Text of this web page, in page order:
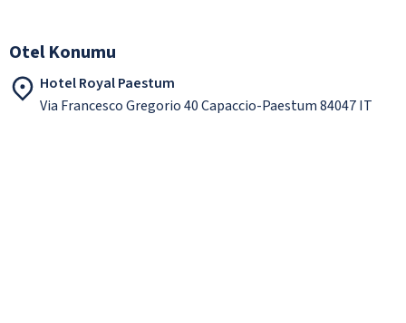
Otel Konumu
Hotel Royal Paestum
Via Francesco Gregorio 40 Capaccio-Paestum 84047 IT